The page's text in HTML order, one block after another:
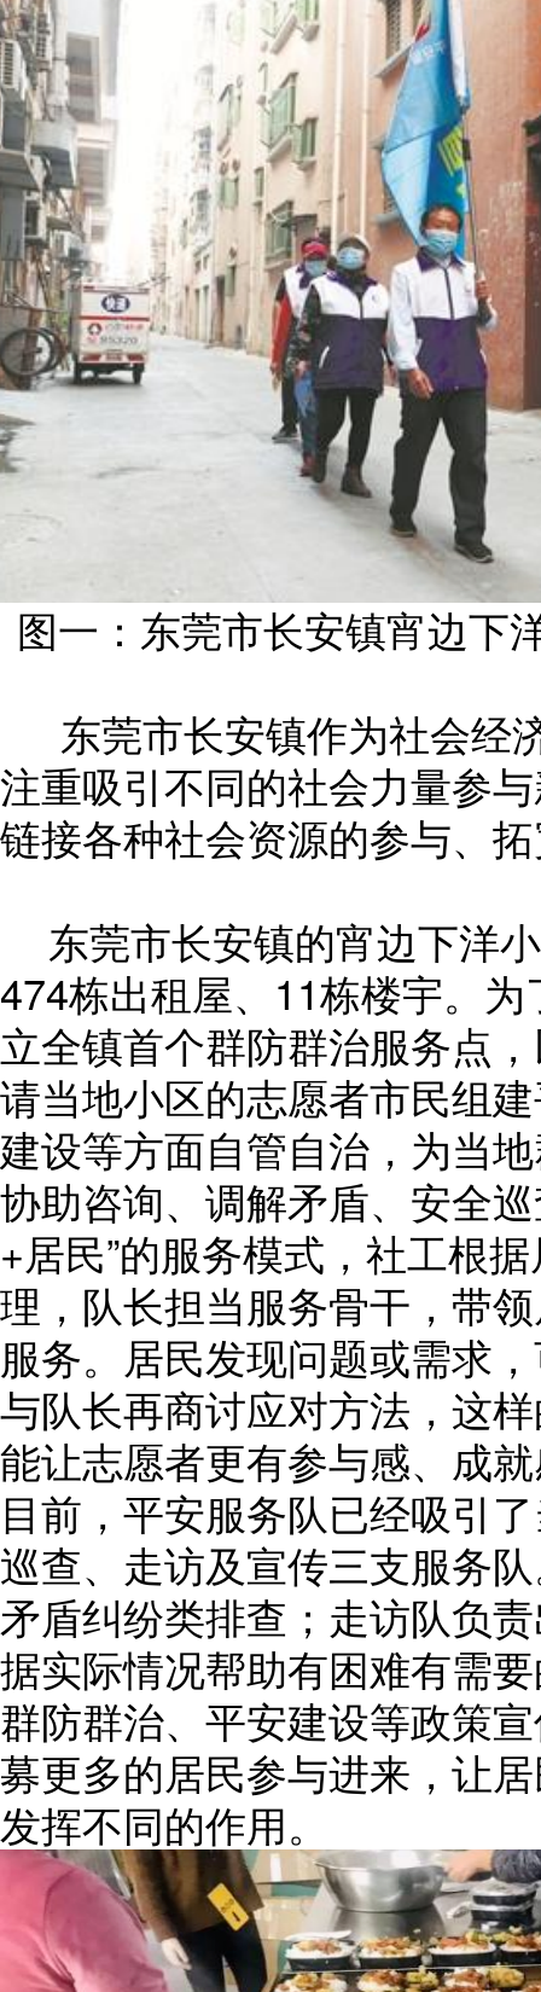
图一：东莞市长安镇宵边下
东莞市长安镇作为社会经
注重吸引不同的社会力量参
链接各种社会资源的参与、
东莞市长安镇的宵边下洋
474栋出租屋、11栋楼宇。
立全镇首个群防群治服务点
请当地小区的志愿者市民组
建设等方面自管自治，为当
协助咨询、调解矛盾、安全
+居民”的服务模式，社工根
理，队长担当服务骨干，带
服务。居民发现问题或需求
与队长再商讨应对方法，这
能让志愿者更有参与感、成
目前，平安服务队已经吸引
巡查、走访及宣传三支服务
矛盾纠纷类排查；走访队负
据实际情况帮助有困难有需
群防群治、平安建设等政策
募更多的居民参与进来，让
发挥不同的作用。